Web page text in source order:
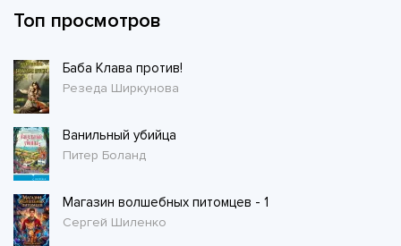
Топ просмотров
Баба Клава против!
Резеда Ширкунова
Ванильный убийца
Питер Боланд
Магазин волшебных питомцев - 1
Сергей Шиленко